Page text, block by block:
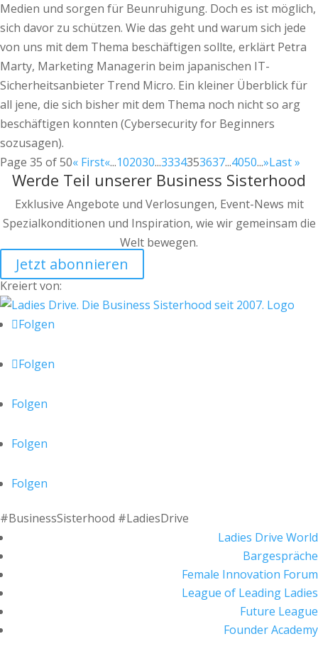
Medien und sorgen für Beunruhigung. Doch es ist möglich,
sich davor zu schützen. Wie das geht und warum sich jede
von uns mit dem Thema beschäftigen sollte, erklärt Petra
Marty, Marketing Managerin beim japanischen IT-
Sicherheitsanbieter Trend Micro. Ein kleiner Überblick für
all jene, die sich bisher mit dem Thema noch nicht so arg
beschäftigen konnten (Cybersecurity for Beginners
sozusagen).
Page 35 of 50« First«...102030...3334353637...4050...»Last »
Werde Teil unserer Business Sisterhood
Exklusive Angebote und Verlosungen, Event-News mit
Spezialkonditionen und Inspiration, wie wir gemeinsam die
Welt bewegen.
Jetzt abonnieren
Kreiert von:
Folgen
Folgen
Folgen
Folgen
Folgen
#BusinessSisterhood #LadiesDrive
Ladies Drive World
Bargespräche
Female Innovation Forum
League of Leading Ladies
Future League
Founder Academy